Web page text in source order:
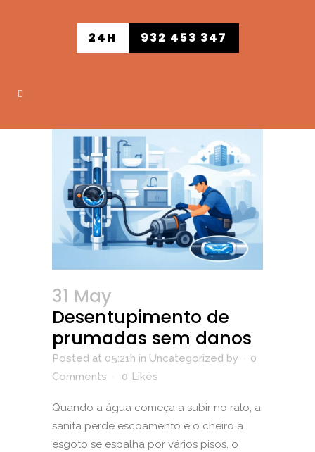
24H 932 453 347
31 May
Desentupimento de
prumadas sem danos
Posted at 05:21h in Uncategorized by
0
Comments
0 Likes
Quando a água começa a subir no ralo, a
sanita perde escoamento e o cheiro a
esgoto se espalha por vários pisos, o